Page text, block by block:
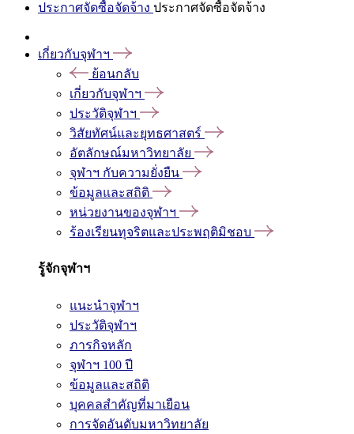
ประกาศจัดซื้อจัดจ้าง ประกาศจัดซื้อจัดจ้าง
เกี่ยวกับจุฬาฯ
ย้อนกลับ
เกี่ยวกับจุฬาฯ
ประวัติจุฬาฯ
วิสัยทัศน์และยุทธศาสตร์
อัตลักษณ์มหาวิทยาลัย
จุฬาฯ กับความยั่งยืน
ข้อมูลและสถิติ
หน่วยงานของจุฬาฯ
ร้องเรียนทุจริตและประพฤติมิชอบ
รู้จักจุฬาฯ
แนะนำจุฬาฯ
ประวัติจุฬาฯ
ภารกิจหลัก
จุฬาฯ 100 ปี
ข้อมูลและสถิติ
บุคคลสำคัญที่มาเยือน
การจัดอันดับมหาวิทยาลัย